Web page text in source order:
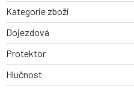
Kategorie zboží
Dojezdová
Protektor
Hlučnost